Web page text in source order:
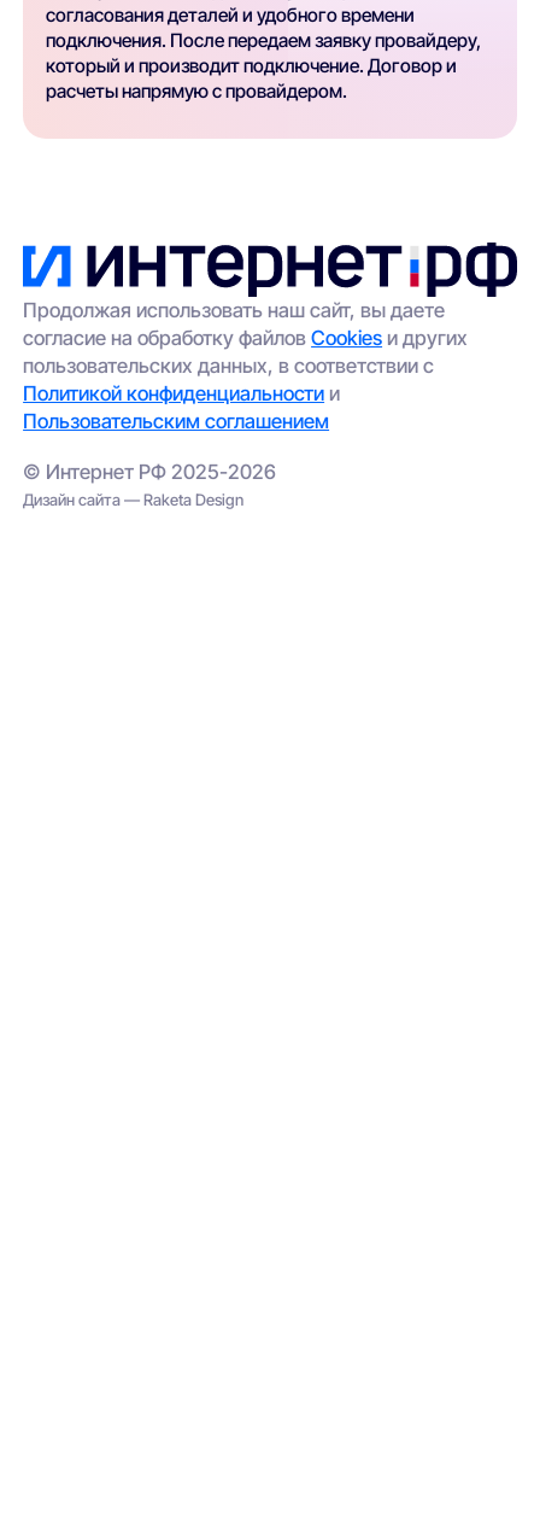
согласования деталей и удобного времени
подключения. После передаем заявку провайдеру,
который и производит подключение. Договор и
расчеты напрямую с провайдером.
Продолжая использовать наш сайт, вы даете
согласие на обработку файловCookies и других
пользовательских данных, в соответствии с
Политикой конфиденциальности и
Пользовательским соглашением
© Интернет РФ 2025-2026
Дизайн сайта — Raketa Design